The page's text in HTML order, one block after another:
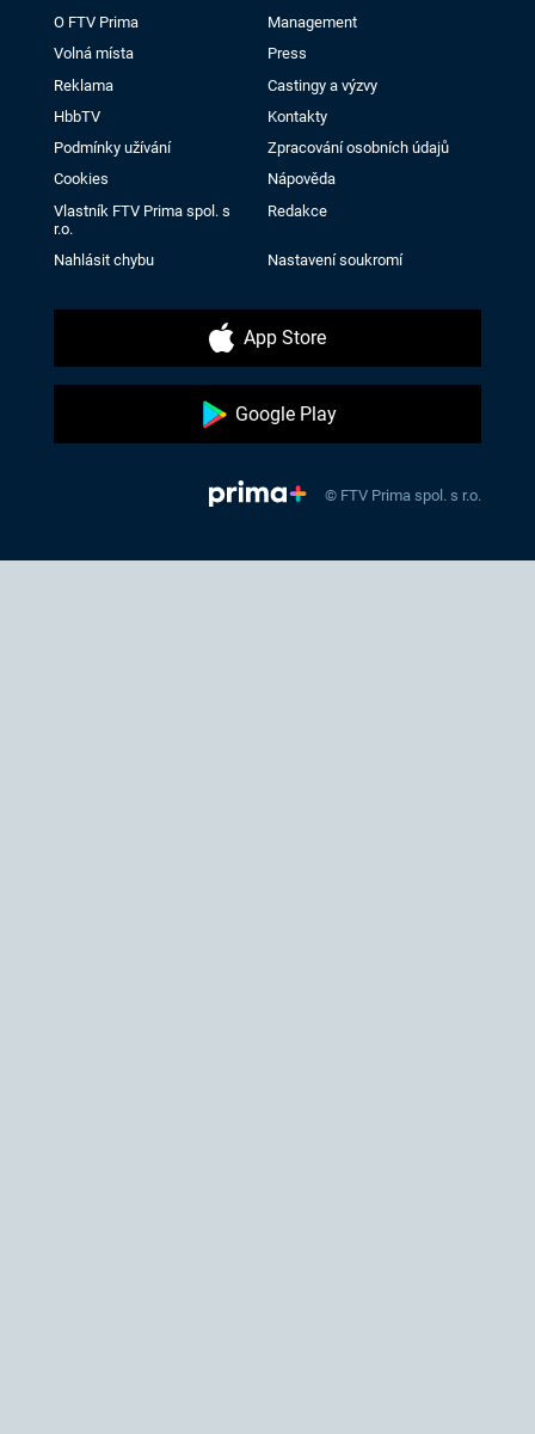
O FTV Prima
Management
Volná místa
Press
Reklama
Castingy a výzvy
HbbTV
Kontakty
Podmínky užívání
Zpracování osobních údajů
Cookies
Nápověda
Vlastník FTV Prima spol. s
r.o.
Redakce
Nahlásit chybu Nastavení soukromí
App Store
Google Play
© FTV Prima spol. s r.o.